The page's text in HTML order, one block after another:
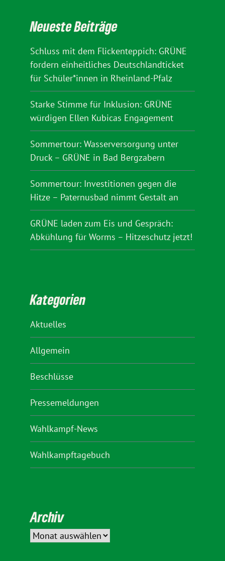
Neueste Beiträge
Schluss mit dem Flickenteppich: GRÜNE
fordern einheitliches Deutschlandticket
für Schüler*innen in Rheinland-Pfalz
Starke Stimme für Inklusion: GRÜNE
würdigen Ellen Kubicas Engagement
Sommertour: Wasserversorgung unter
Druck – GRÜNE in Bad Bergzabern
Sommertour: Investitionen gegen die
Hitze – Paternusbad nimmt Gestalt an
GRÜNE laden zum Eis und Gespräch:
Abkühlung für Worms – Hitzeschutz jetzt!
Kategorien
Aktuelles
Allgemein
Beschlüsse
Pressemeldungen
Wahlkampf-News
Wahlkampftagebuch
Archiv